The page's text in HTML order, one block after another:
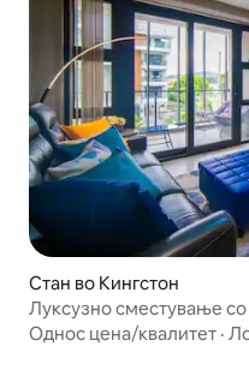
Стан во Кингстон
Луксузно сместување со
поглед • Базен+сала за
Однос цена/квалитет ·